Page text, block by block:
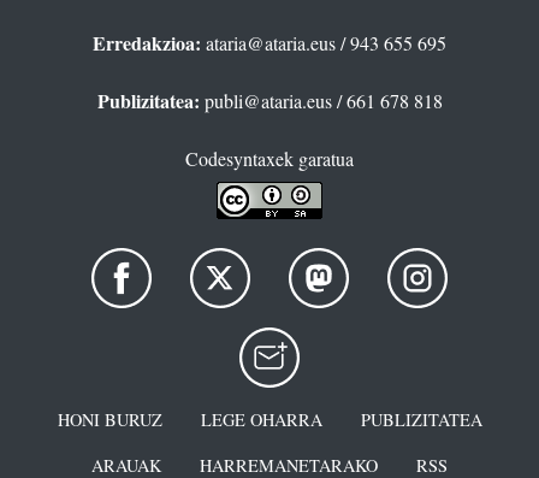
Erredakzioa: ataria@ataria.eus/ 943 655 695
Publizitatea: publi@ataria.eus/ 661 678 818
Codesyntaxek garatua
HONI BURUZ LEGE OHARRA
PUBLIZITATEA
ARAUAK
HARREMANETARAKO RSS